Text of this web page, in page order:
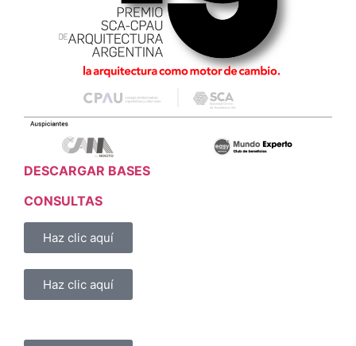
DESCARGAR BASES
CONSULTAS
Haz clic aquí
Haz clic aquí